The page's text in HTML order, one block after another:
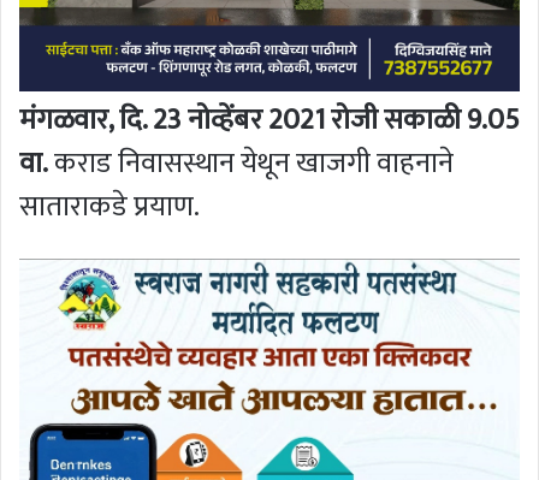
मंगळवार, दि. 23 नोव्हेंबर 2021 रोजी सकाळी 9.05
वा.कराड निवासस्थान येथून खाजगी वाहनाने
साताराकडे प्रयाण.